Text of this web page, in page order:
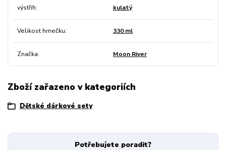
výstřih kulatý
Velikost hrnečku 330 ml
Značka Moon River
Zboží zařazeno v kategoriích
Dětské dárkové sety
Potřebujete poradit?